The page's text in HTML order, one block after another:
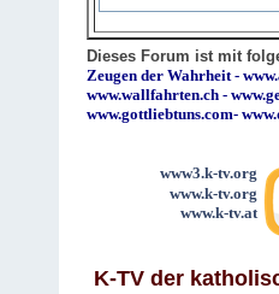
Dieses Forum ist mit
Zeugen der Wahrheit -
www.wallfahrten.ch -
www.gottliebtuns.com-
www3.k-tv.org
www.k-tv.org
www.k-tv.at
K-TV der